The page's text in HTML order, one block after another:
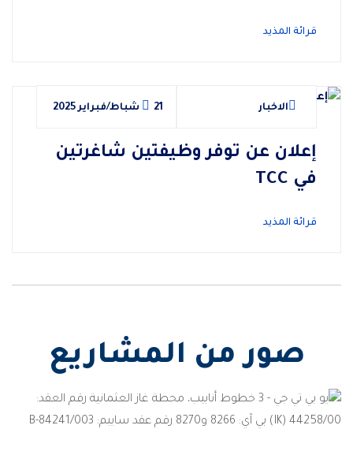
قرائة المذيد
إعلان عن توفر وظيفتين شاغرتين
في TCC
21 شباط/فبراير 2025 الاخبار
قرائة المذيد
صور من المشاريع